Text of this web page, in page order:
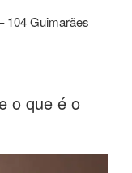
104 Guimarães
o que é o